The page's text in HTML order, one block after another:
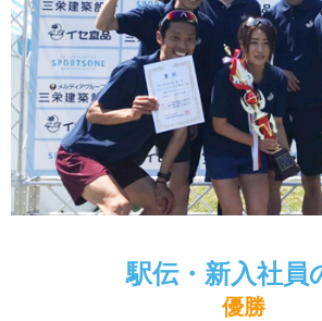
駅伝・新入社員
優勝